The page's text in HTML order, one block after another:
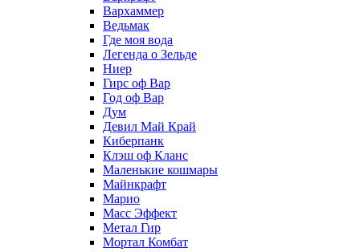
Вархаммер
Ведьмак
Где моя вода
Легенда о Зельде
Ниер
Гирс оф Вар
Год оф Вар
Дум
Девил Май Край
Киберпанк
Клэш оф Кланс
Маленькие кошмары
Майнкрафт
Марио
Масс Эффект
Метал Гир
Мортал Комбат